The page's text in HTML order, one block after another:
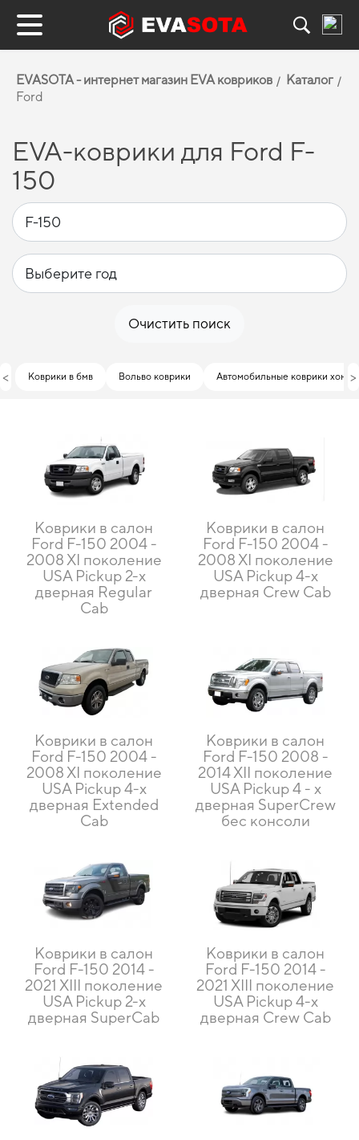
EVASOTA - интернет магазин EVA ковриков
Каталог
Ford
EVA-коврики для Ford F-
150
Очистить поиск
< Коврики в бмв Вольво коврики Автомобильные коврики хонда
>
Коврики в салон
Ford F-150 2004 -
2008 XI поколение
USA Pickup 2-х
дверная Regular
Сab
Коврики в салон
Ford F-150 2004 -
2008 XI поколение
USA Pickup 4-х
дверная Crew Cab
Коврики в салон
Ford F-150 2004 -
2008 XI поколение
USA Pickup 4-х
дверная Extended
Cab
Коврики в салон
Ford F-150 2008 -
2014 XII поколение
USA Pickup 4 - х
дверная SuperCrew
бес консоли
Коврики в салон
Ford F-150 2014 -
2021 XIII поколение
USA Pickup 2-х
дверная SuperCab
Коврики в салон
Ford F-150 2014 -
2021 XIII поколение
USA Pickup 4-х
дверная Crew Cab